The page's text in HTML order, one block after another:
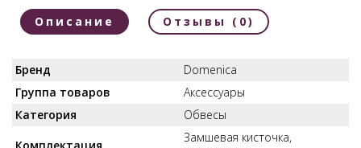
Описание Отзывы (0)
Бренд
Domenica
Группа товаров
Аксессуары
Категория
Обвесы
Комплектация
Замшевая кисточка,